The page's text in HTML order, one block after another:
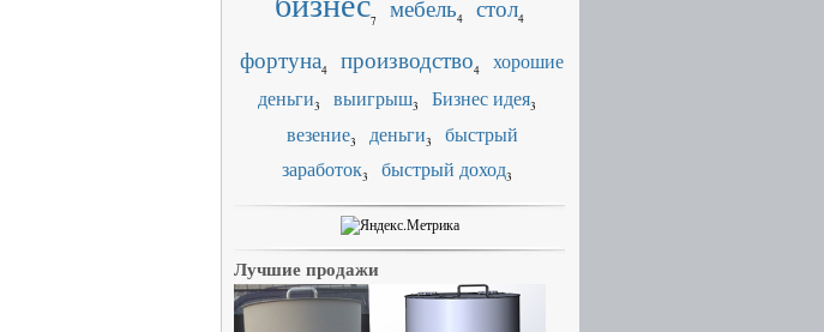
7 мебель4 стол4
фортуна4 производство4
хорошие
деньги3 выигрыш3 Бизнес идея3
везение3 деньги3
быстрый
заработок3 быстрый доход3
Лучшие продажи